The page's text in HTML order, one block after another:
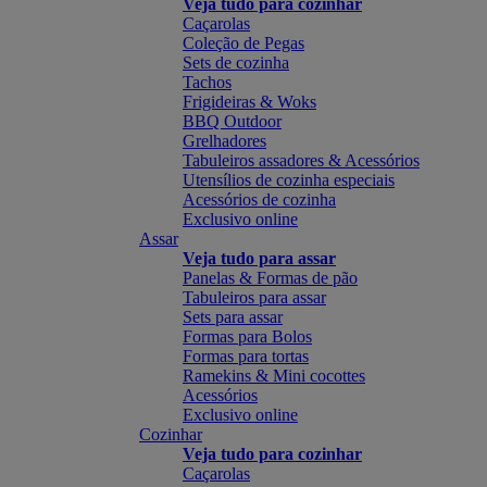
Veja tudo para cozinhar
Caçarolas
Coleção de Pegas
Sets de cozinha
Tachos
Frigideiras & Woks
BBQ Outdoor
Grelhadores
Tabuleiros assadores & Acessórios
Utensílios de cozinha especiais
Acessórios de cozinha
Exclusivo online
Assar
Veja tudo para assar
Panelas & Formas de pão
Tabuleiros para assar
Sets para assar
Formas para Bolos
Formas para tortas
Ramekins & Mini cocottes
Acessórios
Exclusivo online
Cozinhar
Veja tudo para cozinhar
Caçarolas